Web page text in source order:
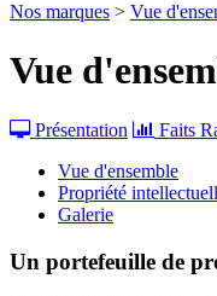
Nos marques > Vue
Vue
Présentation
Faits
Vue d'ensemble
Propriété
Galerie
Un portefeuille de